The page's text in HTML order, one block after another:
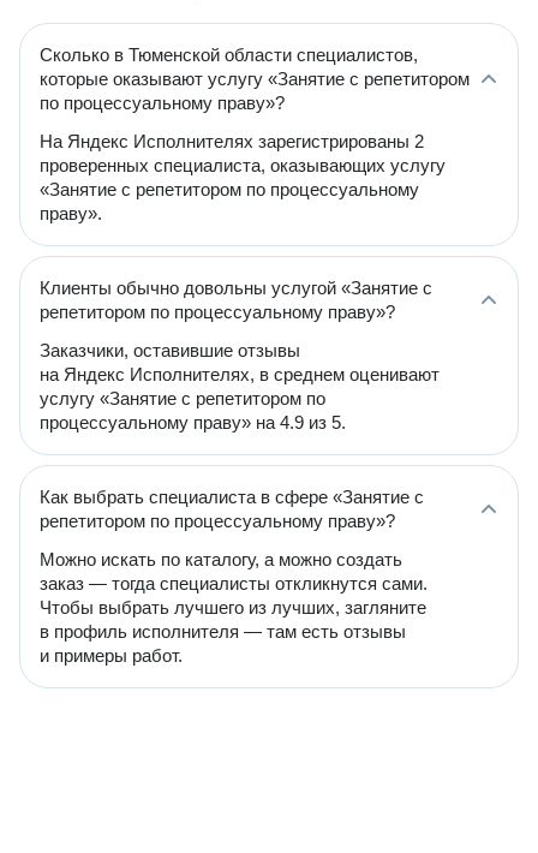
Сколько в Тюменской области специалистов,
которые оказывают услугу «Занятие с репетитором
по процессуальному праву»?
На Яндекс Исполнителях зарегистрированы 2
проверенных специалиста, оказывающих услугу
«Занятие с репетитором по процессуальному
праву».
Клиенты обычно довольны услугой «Занятие с
репетитором по процессуальному праву»?
Заказчики, оставившие отзывы
на Яндекс Исполнителях, в среднем оценивают
услугу «Занятие с репетитором по
процессуальному праву» на 4.9 из 5.
Как выбрать специалиста в сфере «Занятие с
репетитором по процессуальному праву»?
Можно искать по каталогу, а можно создать
заказ — тогда специалисты откликнутся сами.
Чтобы выбрать лучшего из лучших, загляните
в профиль исполнителя — там есть отзывы
и примеры работ.